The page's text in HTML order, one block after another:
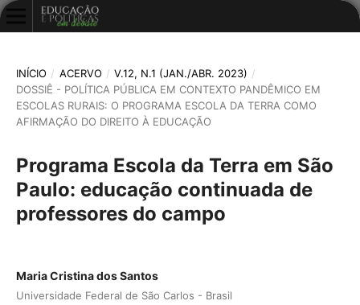
INÍCIO / ACERVO / V.12, N.1 (JAN./ABR. 2023) /
DOSSIÊ - POLÍTICA PÚBLICA EM CONTEXTO PANDÊMICO EM
ESCOLAS RURAIS: O PROGRAMA ESCOLA DA TERRA COMO
AFIRMAÇÃO DO DIREITO À EDUCAÇÃO
Programa Escola da Terra em São
Paulo: educação continuada de
professores do campo
Maria Cristina dos Santos
Universidade Federal de São Carlos - Brasil